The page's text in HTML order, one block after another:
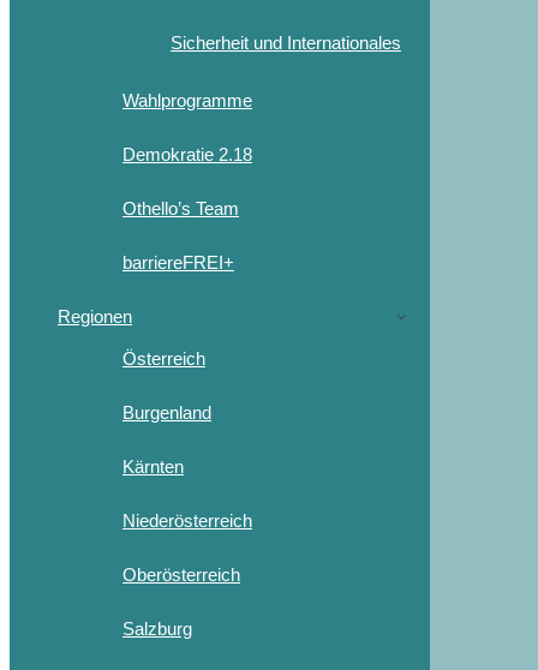
Sicherheit und Internationales
Wahlprogramme
Demokratie 2.18
Othello’s Team
barriereFREI+
Regionen
Österreich
Burgenland
Kärnten
Niederösterreich
Oberösterreich
Salzburg